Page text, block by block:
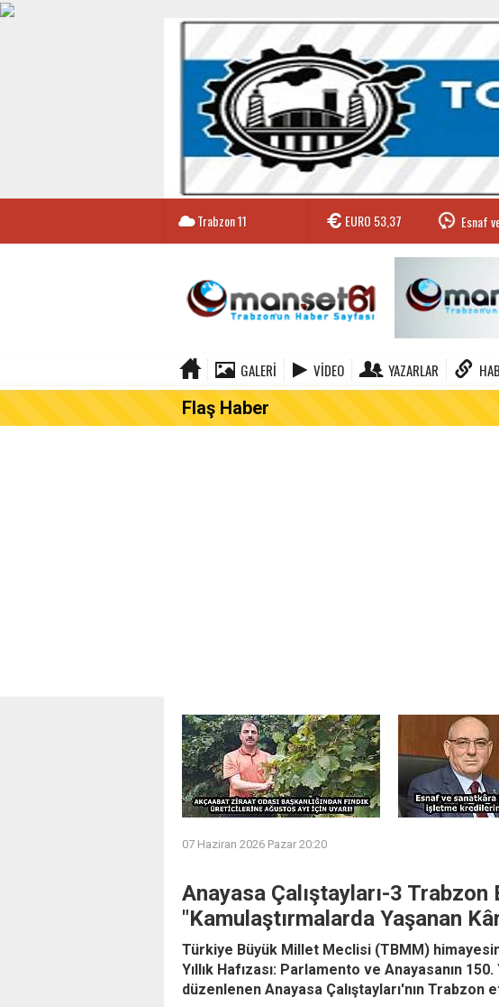
Trabzon11 EURO53,37 Esnaf
GALERI VIDEO YAZARLAR
Flaş Haber
07 Haziran 2026 Pazar 20:20
Anayasa Çalıştayları-3 Trabzon
"Kamulaştırmalarda Yaşanan
Türkiye Büyük Millet Meclisi (TBMM)
Yıllık Hafızası: Parlamento ve Anayasanın
düzenlenen Anayasa Çalıştayları'nın Trabzon